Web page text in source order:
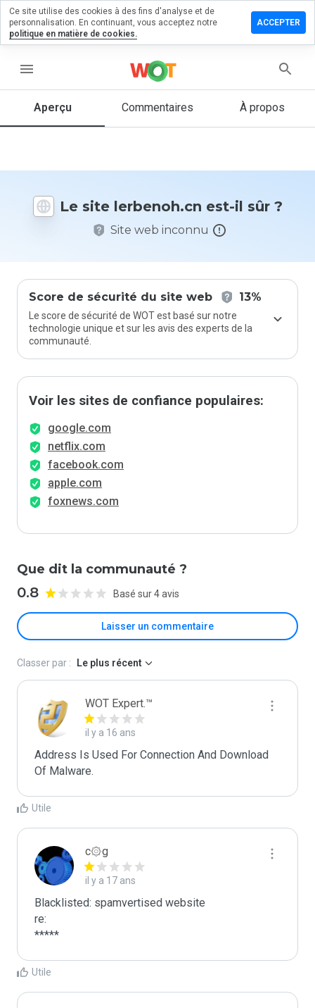
menu
Aperçu Commentaires À propos
Le site lerbenoh.cn est-il sûr ?
Site web inconnu
Score de sécurité du site web 13%
Le score de sécurité de WOT est basé sur notre
technologie unique et sur les avis des experts de la
communauté.
Voir les sites de confiance populaires:
google.com
netflix.com
facebook.com
apple.com
foxnews.com
Que dit la communauté ?
0.8 Basé sur 4 avis
Laisser un commentaire
un
1 et 5
vous à ce
site ?
Classer par : Le plus récent
WOT Expert.™
il y a 16 ans
Address Is Used For Connection And Download
Of Malware.
Utile
c۞g
il y a 17 ans
Blacklisted: spamvertised website
re:
*****
Utile
Ce site utilise des cookies à des fins d'analyse et de
personnalisation. En continuant, vous acceptez notre
politique en matière de cookies.
ACCEPTER